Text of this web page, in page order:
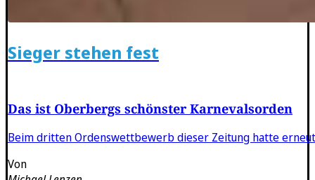
Sieger stehen fest
Das ist Oberbergs schönster Karnevalsorden
Beim dritten Ordenswettbewerb dieser Zeitung hatte
Von